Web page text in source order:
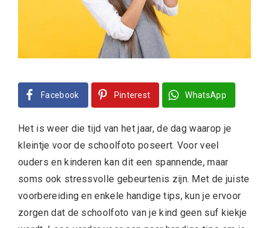
Facebook Pinterest WhatsApp
Het is weer die tijd van het jaar, de dag waarop je
kleintje voor de schoolfoto poseert. Voor veel
ouders en kinderen kan dit een spannende, maar
soms ook stressvolle gebeurtenis zijn. Met de juiste
voorbereiding en enkele handige tips, kun je ervoor
zorgen dat de schoolfoto van je kind geen suf kiekje